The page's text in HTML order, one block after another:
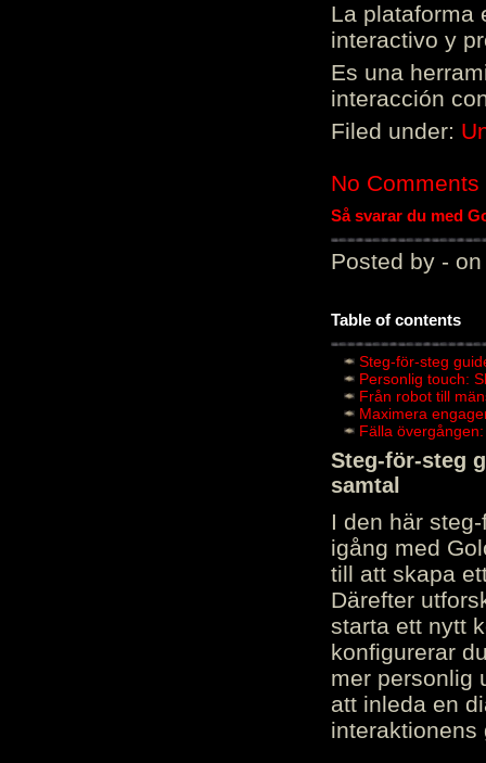
La plataforma
interactivo y
Es una
interacción
Filed under:
No Comments
Så svarar du med
Posted by - on
Table of contents
Steg-för-steg
Personlig touch:
Från robot till
Maximera
Fälla
Steg-för-steg
samtal
I den här
igång med
till att skapa
Därefter
starta ett nytt
konfigurerar
mer personlig
att inleda en
interaktionens